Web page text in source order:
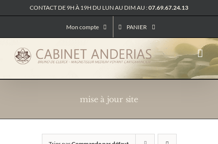
au
CONTACT DE 9H À 19H DU LUN AU DIM AU :07.69.67.24.13
Mon compte PANIER
mise à jour site